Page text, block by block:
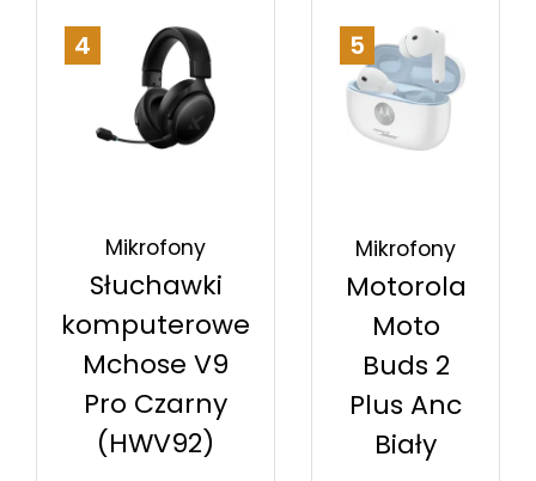
4
Mikrofony
Słuchawki
komputerowe
Mchose V9
Pro Czarny
(HWV92)
5
Mikrofony
Motorola
Moto
Buds 2
Plus Anc
Biały